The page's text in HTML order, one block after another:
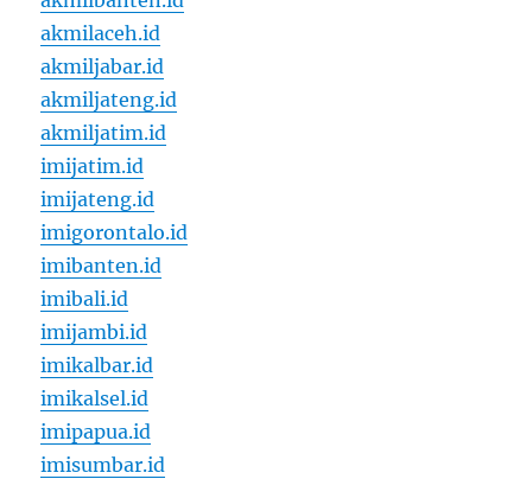
akmilaceh.id
akmiljabar.id
akmiljateng.id
akmiljatim.id
imijatim.id
imijateng.id
imigorontalo.id
imibanten.id
imibali.id
imijambi.id
imikalbar.id
imikalsel.id
imipapua.id
imisumbar.id